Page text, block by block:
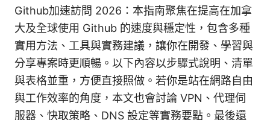
Github加速訪問 2026：本指南聚焦在提高在加拿
大及全球使用 Github 的速度與穩定性，包含多種
實用方法、工具與實務建議，讓你在開發、學習與
分享專案時更順暢。以下內容以步驟式說明、清單
與表格並重，方便直接照做。若你是站在網路自由
與工作效率的角度，本文也會討論 VPN、代理伺
服器、快取策略、DNS 設定等實務要點。最後還